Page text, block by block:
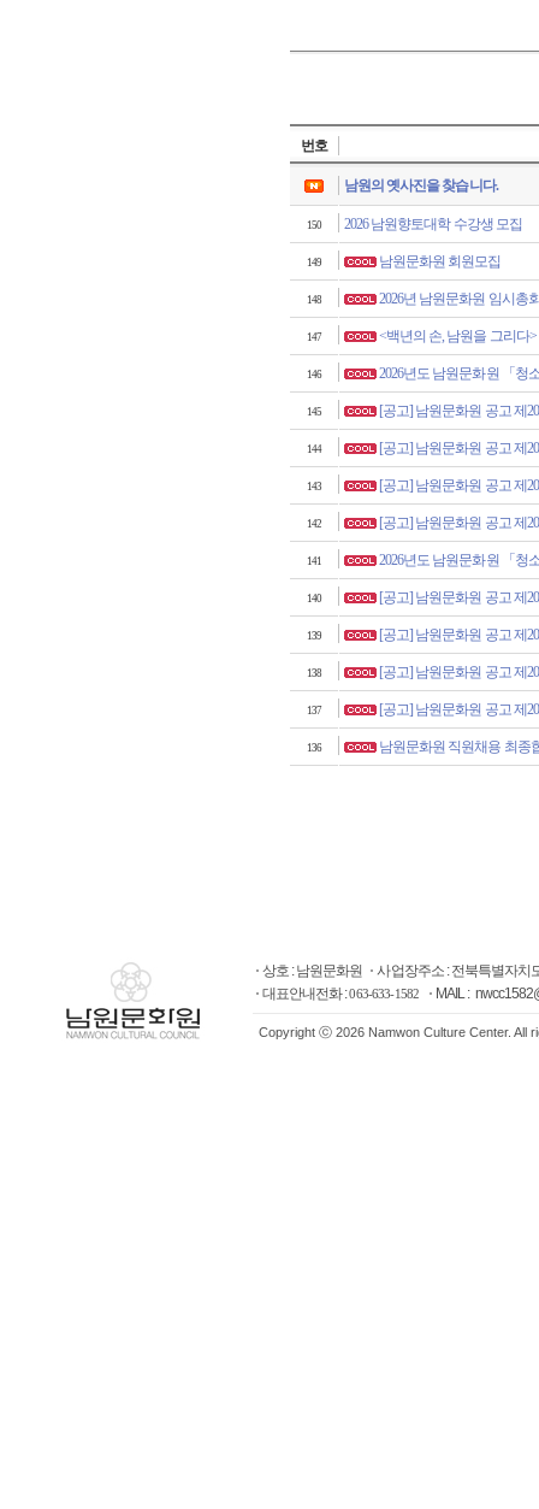
번호
남원의 옛사진을 찾습니다.
150 2026 남원향토대학 수강생 모집
149 남원문화원 회원모집
148 2026년 남원문화원 임시총
147 <백년의 손, 남원을 그리다
146 2026년도 남원문화원 「청
145 [공고] 남원문화원 공고 제
144 [공고] 남원문화원 공고 제
143 [공고] 남원문화원 공고 제
142 [공고] 남원문화원 공고 제
141 2026년도 남원문화원 「청
140 [공고] 남원문화원 공고 제
139 [공고] 남원문화원 공고 제
138 [공고] 남원문화원 공고 제
137 [공고] 남원문화원 공고 제
136 남원문화원 직원채용 최종
상호 : 남원문화원
사업장주소 : 전북특별자
대표안내전화 :063-633-1582 MAIL :
Copyright ⓒ 2026 Namwon Culture Center. All